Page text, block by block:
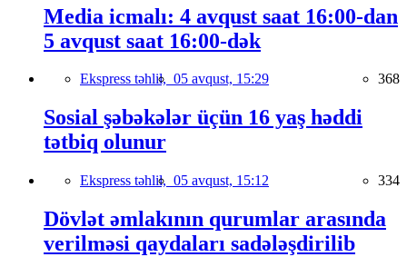
Media icmalı: 4 avqust saat 16:00-dan
5 avqust saat 16:00-dək
Ekspress təhlil, 05 avqust, 15:29 368
Sosial şəbəkələr üçün 16 yaş həddi
tətbiq olunur
Ekspress təhlil, 05 avqust, 15:12 334
Dövlət əmlakının qurumlar arasında
verilməsi qaydaları sadələşdirilib